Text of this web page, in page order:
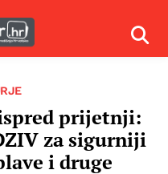
prijetnji:
za sigurniji
i druge